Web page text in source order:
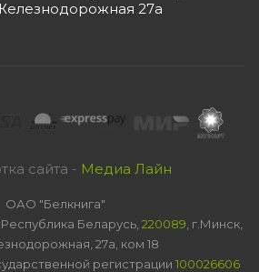
27а
сайта - Медиа Лайн
ОАО "Белкнига"
Беларусь, 220089 , г.Минск,
27а, ком 18
регистрации 100026606